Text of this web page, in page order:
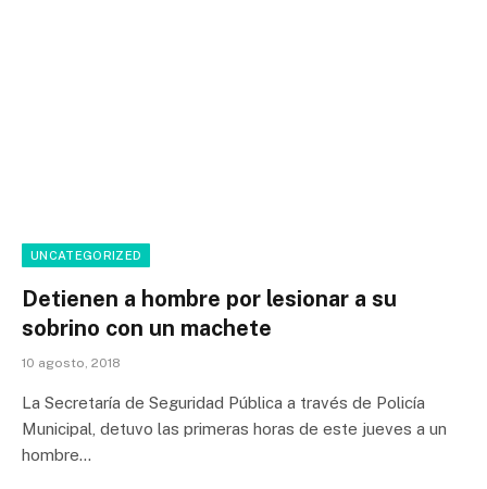
UNCATEGORIZED
Detienen a hombre por lesionar a su
sobrino con un machete
10 agosto, 2018
La Secretaría de Seguridad Pública a través de Policía
Municipal, detuvo las primeras horas de este jueves a un
hombre…